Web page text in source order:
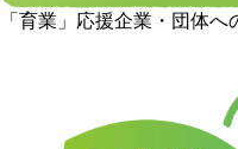
「育業」応援企業・団体へ